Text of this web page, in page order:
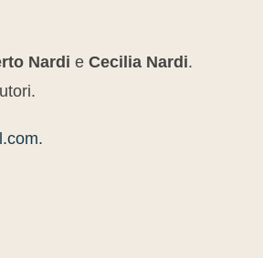
Nardi e Cecilia Nardi.